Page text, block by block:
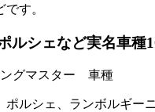
す。
ルシェなど実名車種
ポルシェ、ランボルギーニ